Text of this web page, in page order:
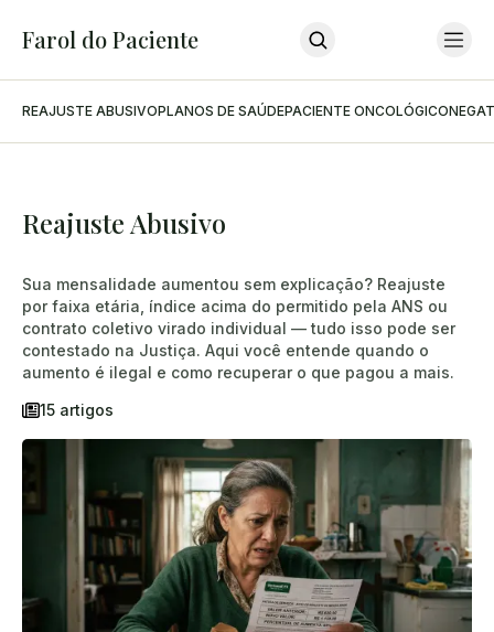
Farol do Paciente
Home
Contato
REAJUSTE ABUSIVOPLANOS DE SAÚDEPACIENTE ONCOLÓGICO
Reajuste Abusivo
Sua mensalidade aumentou sem explicação? Reajuste
por faixa etária, índice acima do permitido pela ANS ou
contrato coletivo virado individual — tudo isso pode ser
contestado na Justiça. Aqui você entende quando o
aumento é ilegal e como recuperar o que pagou a mais.
15 artigos